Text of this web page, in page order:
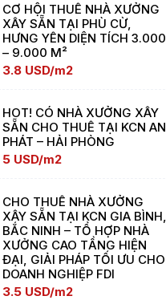
CƠ HỘI THUÊ NHÀ XƯỞNG
XÂY SẴN TẠI PHÙ CỪ,
HƯNG YÊN DIỆN TÍCH 3.000
– 9.000 M²
3.8 USD/m2
HOT! CÓ NHÀ XƯỞNG XÂY
SẴN CHO THUÊ TẠI KCN AN
PHÁT – HẢI PHÒNG
5 USD/m2
CHO THUÊ NHÀ XƯỞNG
XÂY SẴN TẠI KCN GIA BÌNH,
BẮC NINH – TỔ HỢP NHÀ
XƯỞNG CAO TẦNG HIỆN
ĐẠI, GIẢI PHÁP TỐI ƯU CHO
DOANH NGHIỆP FDI
3.5 USD/m2